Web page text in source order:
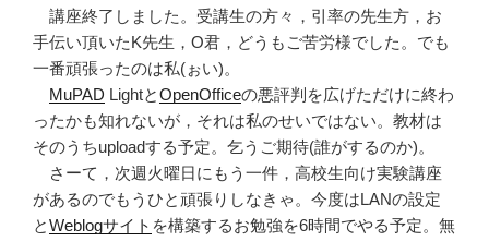
講座終了しました。受講生の方々，引率の先生方，お
手伝い頂いたK先生，O君，どうもご苦労様でした。でも
一番頑張ったのは私(ぉい)。
MuPAD LightとOpenOfficeの悪評判を広げただけに終わ
ったかも知れないが，それは私のせいではない。教材は
そのうちuploadする予定。乞うご期待(誰がするのか)。
さーて，次週火曜日にもう一件，高校生向け実験講座
があるのでもうひと頑張りしなきゃ。今度はLANの設定
とWeblogサイト を構築するお勉強を6時間でやる予定。無